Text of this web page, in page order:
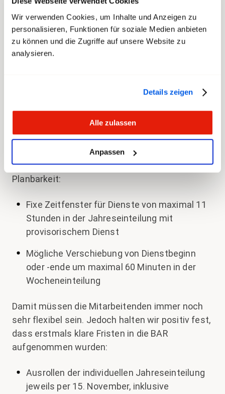
Wir verwenden Cookies, um Inhalte und Anzeigen zu
personalisieren, Funktionen für soziale Medien anbieten
zu können und die Zugriffe auf unsere Website zu
analysieren.
Details zeigen
Alle zulassen
Anpassen
Teil der neuen BAR ist auch die neue
Einteilungsphilosophie. Hier konnten die
Verbände die Flexibilität zulasten des Personals
deutlich einschränken und die Verbindlichkeit
Einteilungstools «IVU.rail» hatte sich die SBB
veranlasst gesehen, eine möglichst hohe
Personalflexibilität zu fordern. In den neuen BAR
ist dieses Vorhaben aber nur begrenzt
umgesetzt. Folgende Eckwerte schaffen für die
Mitarbeitenden wenigstens gewisse
Planbarkeit:
Fixe Zeitfenster für Dienste von maximal 11
Stunden in der Jahreseinteilung mit
provisorischem Dienst
Mögliche Verschiebung von Dienstbeginn
oder -ende um maximal 60 Minuten in der
Wocheneinteilung
Damit müssen die Mitarbeitenden immer noch
sehr flexibel sein. Jedoch halten wir positiv fest,
dass erstmals klare Fristen in die BAR
aufgenommen wurden:
Ausrollen der individuellen Jahreseinteilung
jeweils per 15. November, inklusive